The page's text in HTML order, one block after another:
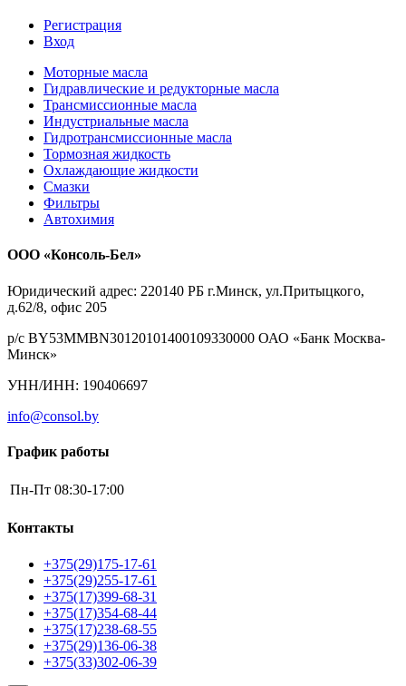
Регистрация
Вход
Моторные масла
Гидравлические и редукторные масла
Трансмиссионные масла
Индустриальные масла
Гидротрансмиссионные масла
Тормозная жидкость
Охлаждающие жидкости
Смазки
Фильтры
Автохимия
ООО «Консоль-Бел»
Юридический адрес: 220140 РБ г.Минск, ул.Притыцкого,
д.62/8, офис 205
р/с BY53MMBN30120101400109330000 ОАО «Банк Москва-
Минск»
УНН/ИНН: 190406697
info@consol.by
График работы
Пн-Пт 08:30-17:00
Контакты
+375(29)175-17-61
+375(29)255-17-61
+375(17)399-68-31
+375(17)354-68-44
+375(17)238-68-55
+375(29)136-06-38
+375(33)302-06-39